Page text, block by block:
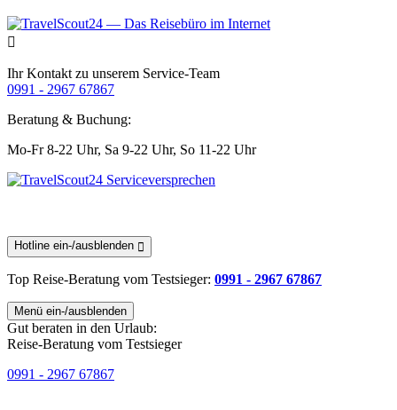
Ihr Kontakt zu unserem Service-Team
0991 - 2967 67867
Beratung & Buchung:
Mo-Fr 8-22 Uhr, Sa 9-22 Uhr, So 11-22 Uhr
Hotline ein-/ausblenden
Top Reise-Beratung vom Testsieger: 0991 - 2967 67867
Menü ein-/ausblenden
Gut beraten in den Urlaub:
Reise-Beratung vom Testsieger
0991 - 2967 67867